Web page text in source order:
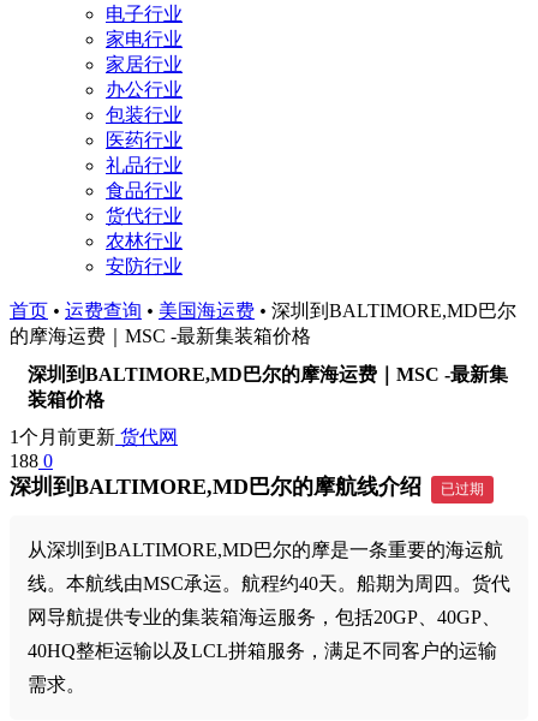
电子行业
家电行业
家居行业
办公行业
包装行业
医药行业
礼品行业
食品行业
货代行业
农林行业
安防行业
首页 • 运费查询 • 美国海运费 • 深圳到BALTIMORE,MD巴尔
的摩海运费｜MSC -最新集装箱价格
深圳到BALTIMORE,MD巴尔的摩海运费｜MSC -最新集
装箱价格
1个月前更新 货代网
188 0
深圳到BALTIMORE,MD巴尔的摩航线介绍 已过期
从深圳到BALTIMORE,MD巴尔的摩是一条重要的海运航
线。本航线由MSC承运。航程约40天。船期为周四。货代
网导航提供专业的集装箱海运服务，包括20GP、40GP、
40HQ整柜运输以及LCL拼箱服务，满足不同客户的运输
需求。